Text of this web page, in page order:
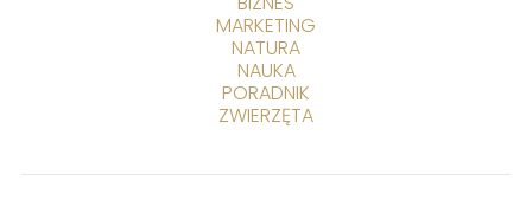
MARKETING
NATURA
NAUKA
PORADNIK
ZWIERZĘTA